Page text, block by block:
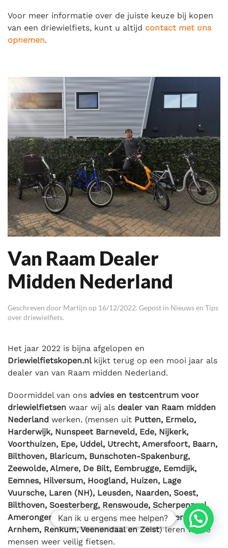
Voor meer informatie over de juiste keuze bij kopen
van een driewielfiets, kunt u altijd contact met ons
opnemen.
Van Raam Dealer
Midden Nederland
Geschreven door Martijn op 16/12/2022. Gepost in Nieuws en Tips
over driewielfiets.
Het jaar 2022 is bijna afgelopen en
Driewielfietskopen.nl kijkt terug op een mooi jaar als
dealer van van Raam midden Nederland.
Doormiddel van ons advies en testcentrum voor
driewielfietsen waar wij als dealer van Raam midden
Nederland werken. (mensen uit Putten, Ermelo,
Harderwijk, Nunspeet Barneveld, Ede, Nijkerk,
Voorthuizen, Epe, Uddel, Utrecht, Amersfoort, Baarn,
Bilthoven, Blaricum, Bunschoten-Spakenburg,
Zeewolde, Almere, De Bilt, Eembrugge, Eemdijk,
Eemnes, Hilversum, Hoogland, Huizen, Lage
Vuursche, Laren (NH), Leusden, Naarden, Soest,
Bilthoven, Soesterberg, Renswoude, Scherpenzeel,
Amerongen, Wageningen, Bennekom, Oosterbeek,
Arnhem, Renkum, Veenendaal en Zeist) leren wij de
mensen weer veilig fietsen.
Kan ik u ergens mee helpen?